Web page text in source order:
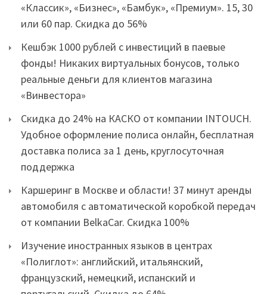
«Классик», «Бизнес», «Бамбук», «Премиум». 15, 30
или 60 пар. Скидка до 56%
Кешбэк 1000 рублей с инвестиций в паевые
фонды! Никаких виртуальных бонусов, только
реальные деньги для клиентов магазина
«Винвестора»
Скидка до 24% на КАСКО от компании INTOUCH.
Удобное оформление полиса онлайн, бесплатная
доставка полиса за 1 день, круглосуточная
поддержка
Каршеринг в Москве и области! 37 минут аренды
автомобиля с автоматической коробкой передач
от компании BelkaCar. Скидка 100%
Изучение иностранных языков в центрах
«Полиглот»: английский, итальянский,
французский, немецкий, испанский и